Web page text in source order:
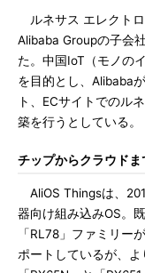
ルネサス エレクト
Alibaba Groupの子会
た。中国IoT（モノの
を目的とし、Alibaba
ト、ECサイトでのル
築を行うとしている。
チップからクラウド
AliOS Thingsは、
器向け組み込みOS。
「RL78」ファミリー
ポートしているが、